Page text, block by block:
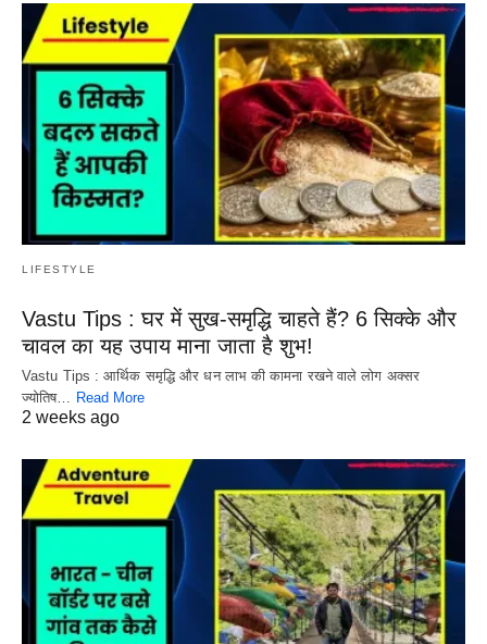
LIFESTYLE
Vastu Tips : घर में सुख-समृद्धि चाहते हैं? 6 सिक्के और
चावल का यह उपाय माना जाता है शुभ!
Vastu Tips : आर्थिक समृद्धि और धन लाभ की कामना रखने वाले लोग अक्सर
ज्योतिष… Read More
2 weeks ago